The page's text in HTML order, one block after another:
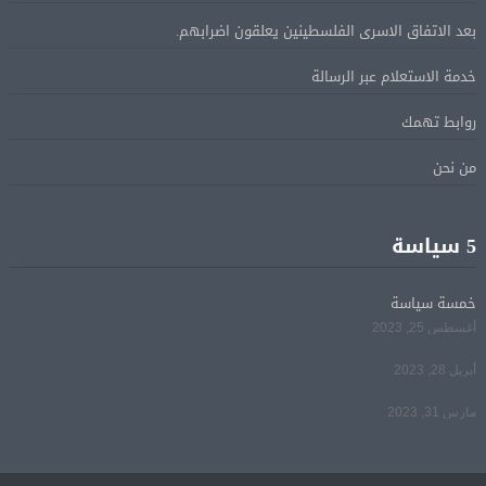
ترامب: مضيق هرمز سيفتح قريبًا أو ستواجه إيران ضربة
الرئيس السيسى يؤكد لرئيس وزراء اليونان تضامن مصر
الرئيس السيسى يستقبل ملك البحرين فى مطار العلمين
فى زيارة لتعزيز أواصر الأخوة الراسخة بين البلدين
الشقيقين
مي سليم: سعيدة بالعودة الى الكوميديا
بعد الاتفاق الاسرى الفلسطينين يعلقون اضرابهم.
خدمة الاستعلام عبر الرسالة
روابط تهمك
من نحن
5 سياسة
خمسة سياسة
أغسطس 25, 2023
أبريل 28, 2023
مارس 31, 2023